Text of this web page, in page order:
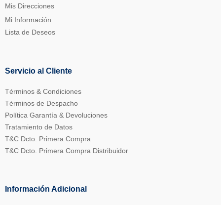
Mis Direcciones
Mi Información
Lista de Deseos
Servicio al Cliente
Términos & Condiciones
Términos de Despacho
Política Garantía & Devoluciones
Tratamiento de Datos
T&C Dcto. Primera Compra
T&C Dcto. Primera Compra Distribuidor
Información Adicional